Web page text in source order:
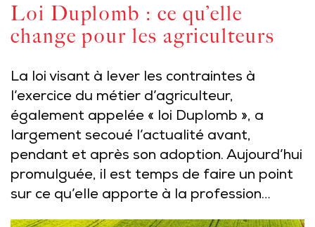
Loi Duplomb : ce qu’elle
change pour les agriculteurs
La loi visant à lever les contraintes à
l’exercice du métier d’agriculteur,
également appelée « loi Duplomb », a
largement secoué l’actualité avant,
pendant et après son adoption. Aujourd’hui
promulguée, il est temps de faire un point
sur ce qu’elle apporte à la profession…